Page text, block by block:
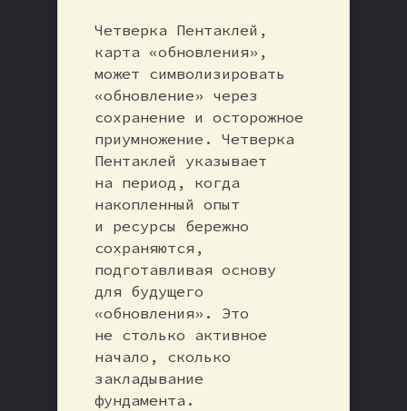
Четверка Пентаклей,
карта «обновления»,
может символизировать
«обновление» через
сохранение и осторожное
приумножение. Четверка
Пентаклей указывает
на период, когда
накопленный опыт
и ресурсы бережно
сохраняются,
подготавливая основу
для будущего
«обновления». Это
не столько активное
начало, сколько
закладывание
фундамента.